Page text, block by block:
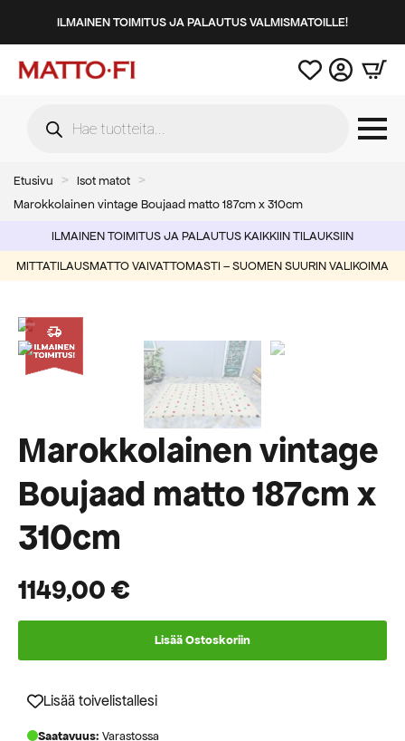
ILMAINEN TOIMITUS JA PALAUTUS VALMISMATOILLE!
search
Etusivu
Isot matot
Marokkolainen vintage Boujaad matto 187cm x 310cm
ILMAINEN TOIMITUS JA PALAUTUS KAIKKIIN TILAUKSIIN
MITTATILAUSMATTO VAIVATTOMASTI – SUOMEN SUURIN VALIKOIMA
Marokkolainen vintage
Boujaad matto 187cm x
310cm
1149,00€
Lisää Ostoskoriin
Lisää toivelistallesi
Saatavuus: Varastossa